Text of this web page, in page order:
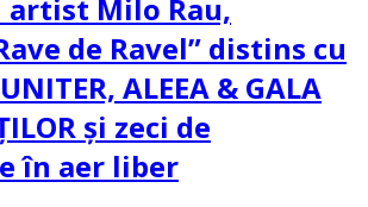
artist Milo Rau,
de Ravel” distins cu
ALEEA & GALA
și zeci de
în aer liber